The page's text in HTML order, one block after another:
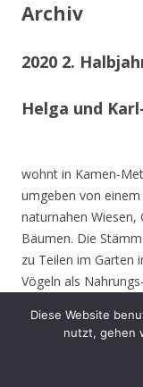
Archiv
2020 2.
Helga und
wohnt in Kamen-
umgeben von
naturnahen
Bäumen. Die
zu Teilen im Garten
Vögeln als
Beide sind
Jahrzehnten für
Diese Website
nutzt, gehen